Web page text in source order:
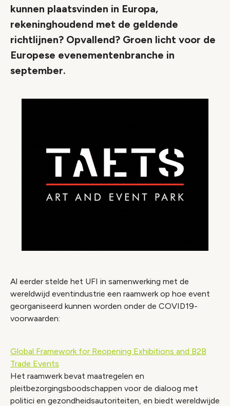
kunnen plaatsvinden in Europa,
rekeninghoudend met de geldende
richtlijnen? Opvallend? Groen licht voor de
Europese evenementenbranche in
september.
Al eerder stelde het UFI in samenwerking met de
wereldwijd eventindustrie een raamwerk op hoe event
georganiseerd kunnen worden onder de COVID19-
voorwaarden:
Global Framework for Reopening Exhibitions and B2B
Trade Events
Het raamwerk bevat maatregelen en
pleitbezorgingsboodschappen voor de dialoog met
politici en gezondheidsautoriteiten, en biedt wereldwijde